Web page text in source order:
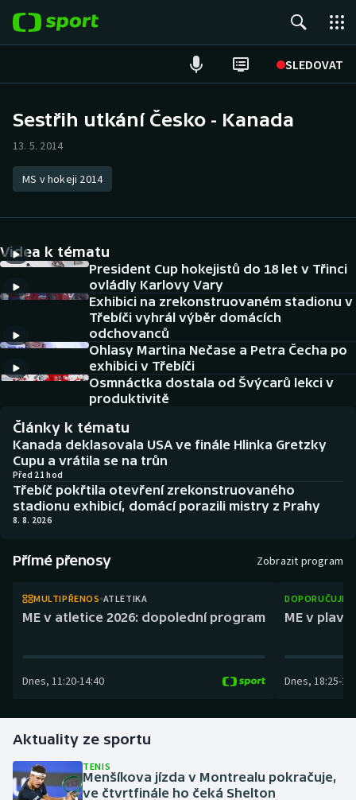
SLEDOVAT
ME v plavání
Fotbal
Hokej
Tenis
DALŠÍ SPORTY
Americký fotbal
Baseball a softbal
Basketbal
Biatlon
Boby a skeleton
Box
Curling
Futsal
Golf
NEPŘEHLÉDNĚTE
Historické návraty
Aplikace ČT sport
AZ kvíz
Sestřih utkání Česko - Kanada
13. 5. 2014
MS v hokeji 2014
Videa k tématu
President Cup hokejistů do 18 let v Třinci
ovládly Karlovy Vary
Exhibici na zrekonstruovaném stadionu v
Třebíči vyhrál výběr domácích
odchovanců
Ohlasy Martina Nečase a Petra Čecha po
exhibici v Třebíči
Osmnáctka dostala od Švýcarů lekci v
produktivitě
Články k tématu
Kanada deklasovala USA ve finále Hlinka Gretzky
Cupu a vrátila se na trůn
Před 21 hod
Třebíč pokřtila otevření zrekonstruovaného
stadionu exhibicí, domácí porazili mistry z Prahy
8. 8. 2026
Přímé přenosy Zobrazit program
MULTIPŘENOS ATLETIKA
ME v atletice 2026: dopolední program
Dnes, 11:20-14:40
ME v
Dnes, 18:25-
Aktuality ze sportu
TENIS
Menšíkova jízda v Montrealu pokračuje,
ve čtvrtfinále ho čeká Shelton